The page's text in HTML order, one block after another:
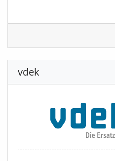
vdek